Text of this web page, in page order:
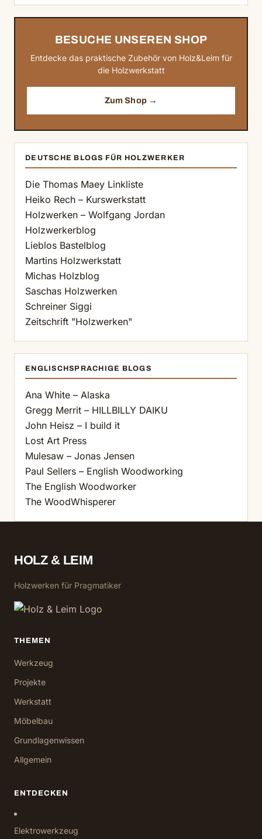
BESUCHE UNSEREN SHOP
Entdecke das praktische Zubehör von Holz&Leim für
die Holzwerkstatt
Zum Shop →
DEUTSCHE BLOGS FÜR HOLZWERKER
Die Thomas Maey Linkliste
Heiko Rech – Kurswerkstatt
Holzwerken – Wolfgang Jordan
Holzwerkerblog
Lieblos Bastelblog
Martins Holzwerkstatt
Michas Holzblog
Saschas Holzwerken
Schreiner Siggi
Zeitschrift "Holzwerken"
ENGLISCHSPRACHIGE BLOGS
Ana White – Alaska
Gregg Merrit – HILLBILLY DAIKU
John Heisz – I build it
Lost Art Press
Mulesaw – Jonas Jensen
Paul Sellers – English Woodworking
The English Woodworker
The WoodWhisperer
HOLZ & LEIM
Holzwerken für Pragmatiker
THEMEN
Werkzeug
Projekte
Werkstatt
Möbelbau
Grundlagenwissen
Allgemein
ENTDECKEN
Elektrowerkzeug